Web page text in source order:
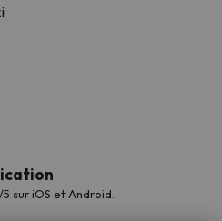
sur iOS et Android.